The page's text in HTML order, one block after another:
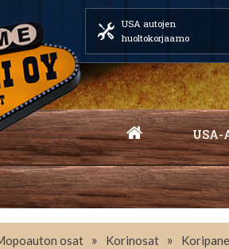
USA autojen
huoltokorjaamo
USA-
osat » Korinosat »